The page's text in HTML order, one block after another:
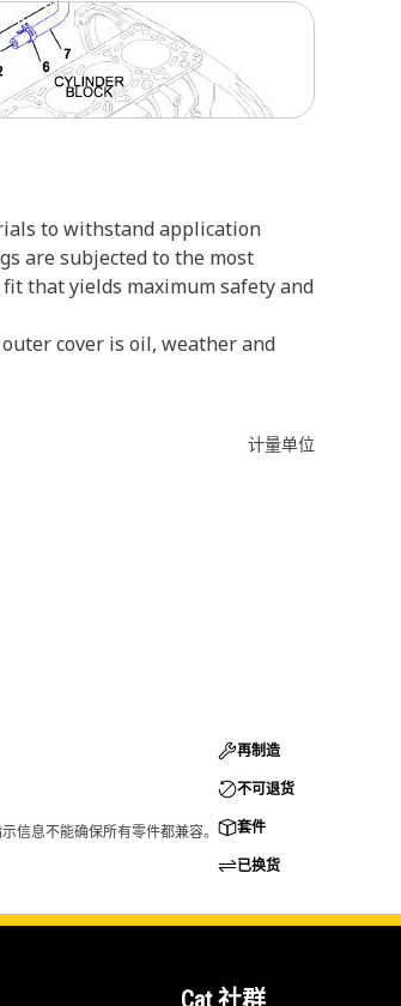
to withstand application
are subjected to the most
that yields maximum safety and
cover is oil, weather and
计量单位
信息不能确保所有零件都兼容。
再制造
不可退货
套件
已换货
Cat 社群